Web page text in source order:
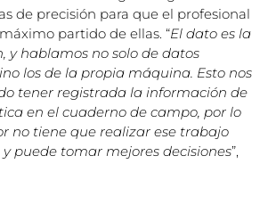
de precisión para que el profesional
partido de ellas. “El dato es la
y hablamos no solo de datos
los de la propia máquina. Esto nos
tener registrada la información de
en el cuaderno de campo, por lo
no tiene que realizar ese trabajo
puede tomar mejores decisiones”,